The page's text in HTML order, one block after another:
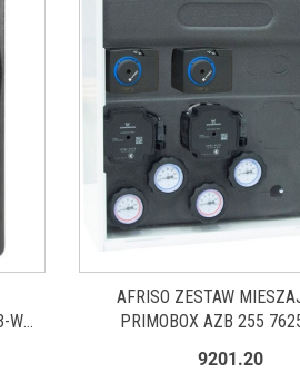
AFRISO ZESTAW
PRIMOBOX AZB 255
9201.20